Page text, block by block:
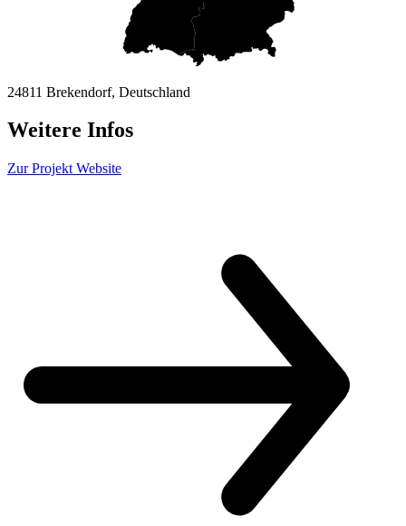
24811 Brekendorf, Deutschland
Weitere Infos
Zur Projekt Website